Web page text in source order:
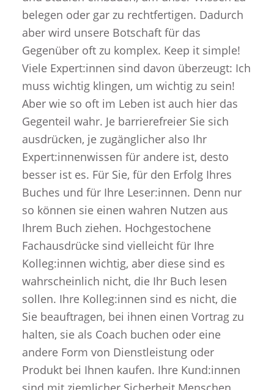
belegen oder gar zu rechtfertigen. Dadurch
aber wird unsere Botschaft für das
Gegenüber oft zu komplex. Keep it simple!
Viele Expert:innen sind davon überzeugt: Ich
muss wichtig klingen, um wichtig zu sein!
Aber wie so oft im Leben ist auch hier das
Gegenteil wahr. Je barrierefreier Sie sich
ausdrücken, je zugänglicher also Ihr
Expert:innenwissen für andere ist, desto
besser ist es. Für Sie, für den Erfolg Ihres
Buches und für Ihre Leser:innen. Denn nur
so können sie einen wahren Nutzen aus
Ihrem Buch ziehen. Hochgestochene
Fachausdrücke sind vielleicht für Ihre
Kolleg:innen wichtig, aber diese sind es
wahrscheinlich nicht, die Ihr Buch lesen
sollen. Ihre Kolleg:innen sind es nicht, die
Sie beauftragen, bei ihnen einen Vortrag zu
halten, sie als Coach buchen oder eine
andere Form von Dienstleistung oder
Produkt bei Ihnen kaufen. Ihre Kund:innen